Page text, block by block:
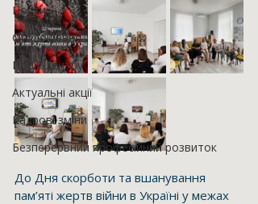
Пости
Оголошення
Події Центру
Актуальні акції
Кадрові зміни
Безперервний професійний розвиток
До Дня скорботи та вшанування
пам’яті жертв війни в Україні у межах